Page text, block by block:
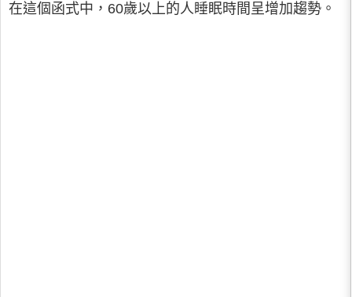
在這個函式中，60歲以上的人睡眠時間呈增加趨勢。